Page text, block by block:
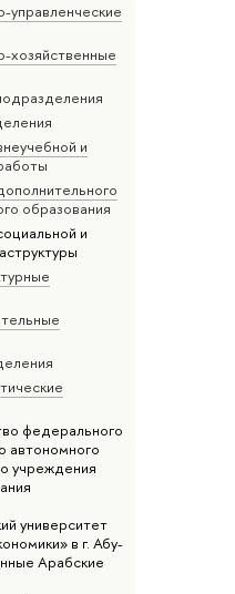
управленческие
хозяйственные
и
образования
и
федерального
автономного
учреждения
университет
в г. Абу-
Арабские